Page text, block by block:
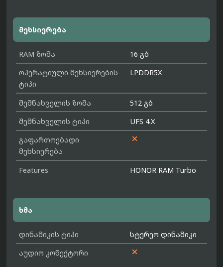
მეხსიერება
RAM ზომა
16 გბ
ოპერატიული მეხსიერების
ტიპი
LPDDR5X
შემნახველის ზომა
512 გბ
შემნახველის ტიპი
UFS 4.X
გაფართოებადი
მეხსიერება

Features HONOR RAM Turbo
ხმა
დინამიკის ტიპი
სტერეო დინამიკი
აუდიო კონექტორი
